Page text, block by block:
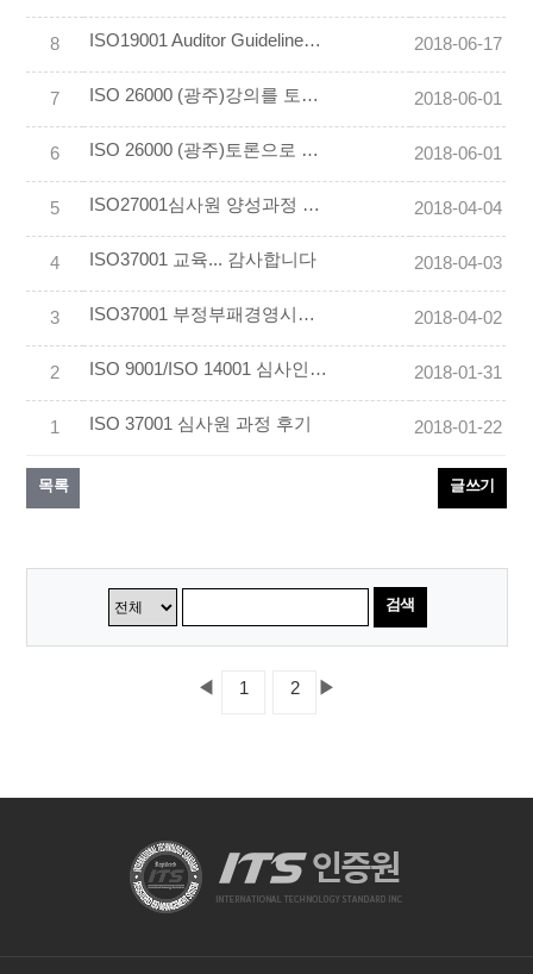
8 ISO19001 Auditor Guidelines 교육 너무 좋았습니다 2018-06-17
7 ISO 26000 (광주)강의를 토론식으로 진행하여 유익한 시간이었습니다_ 장종익 2018-06-01
6 ISO 26000 (광주)토론으로 사례전달하는 부분이 마음에 들었습니다._ 이평주 2018-06-01
5 ISO27001심사원 양성과정 후기입니다. 2018-04-04
4 ISO37001 교육... 감사합니다 2018-04-03
3 ISO37001 부정부패경영시스템 교육 후기 2018-04-02
2 ISO 9001/ISO 14001 심사인증원교육과정 !! 유익한 교육 감사합니다. 2018-01-31
1 ISO 37001 심사원 과정 후기 2018-01-22
목록 글쓰기
검색
◀ 1 2 ▶